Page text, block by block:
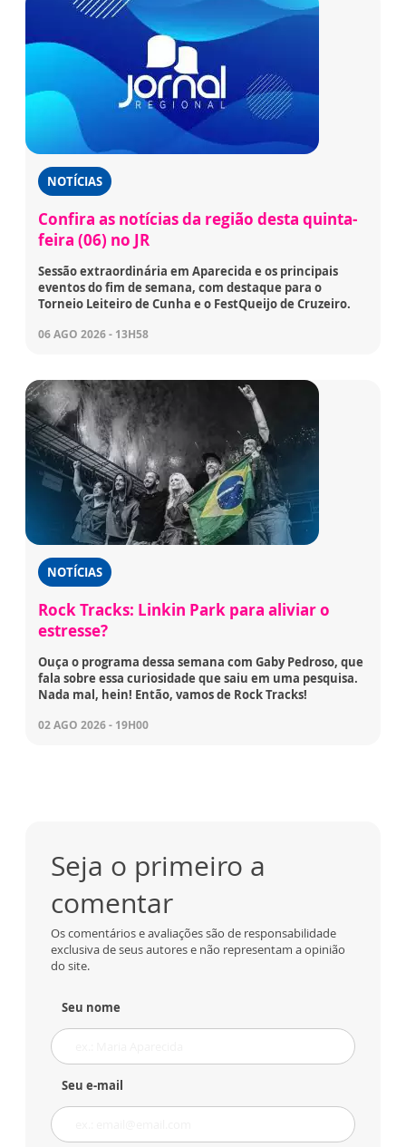
NOTÍCIAS
Confira as notícias da região desta quinta-
feira (06) no JR
Sessão extraordinária em Aparecida e os principais
eventos do fim de semana, com destaque para o
Torneio Leiteiro de Cunha e o FestQueijo de Cruzeiro.
06 AGO 2026 - 13H58
NOTÍCIAS
Rock Tracks: Linkin Park para aliviar o
estresse?
Ouça o programa dessa semana com Gaby Pedroso, que
fala sobre essa curiosidade que saiu em uma pesquisa.
Nada mal, hein! Então, vamos de Rock Tracks!
02 AGO 2026 - 19H00
Seja o primeiro a
comentar
Os comentários e avaliações são de responsabilidade
exclusiva de seus autores e não representam a opinião
do site.
Seu nome
Seu e-mail